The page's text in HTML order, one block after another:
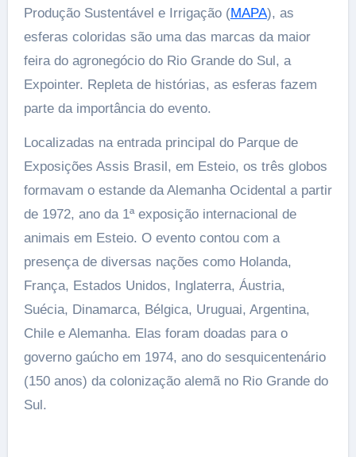
Produção Sustentável e Irrigação (MAPA), as
esferas coloridas são uma das marcas da maior
feira do agronegócio do Rio Grande do Sul, a
Expointer. Repleta de histórias, as esferas fazem
parte da importância do evento.
Localizadas na entrada principal do Parque de
Exposições Assis Brasil, em Esteio, os três globos
formavam o estande da Alemanha Ocidental a partir
de 1972, ano da 1ª exposição internacional de
animais em Esteio. O evento contou com a
presença de diversas nações como Holanda,
França, Estados Unidos, Inglaterra, Áustria,
Suécia, Dinamarca, Bélgica, Uruguai, Argentina,
Chile e Alemanha. Elas foram doadas para o
governo gaúcho em 1974, ano do sesquicentenário
(150 anos) da colonização alemã no Rio Grande do
Sul.